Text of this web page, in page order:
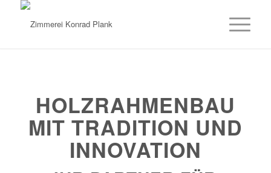
HOLZRAHMENBAU
MIT TRADITION UND
INNOVATION